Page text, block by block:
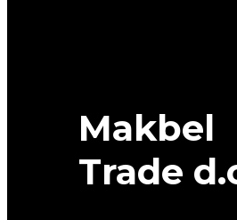
Makbel
Trade